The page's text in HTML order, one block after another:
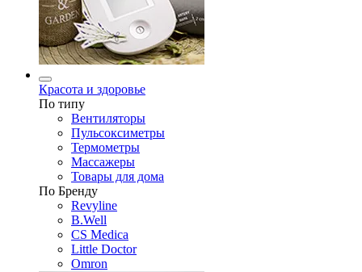
Красота и здоровье
По типу
Вентиляторы
Пульсоксиметры
Термометры
Массажеры
Товары для дома
По Бренду
Revyline
B.Well
CS Medica
Little Doctor
Omron